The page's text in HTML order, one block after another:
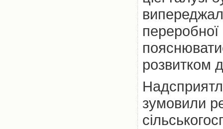
розвитком
зумовили